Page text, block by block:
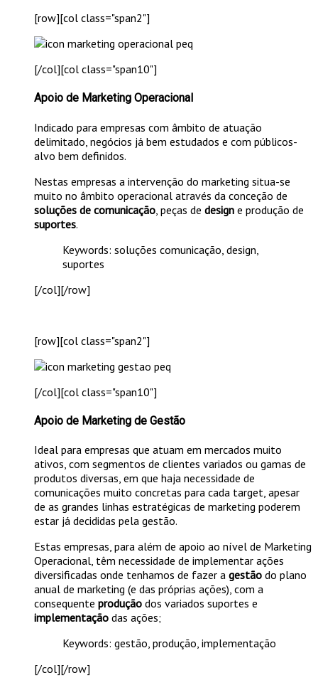
[row][col class="span2"]
[/col][col class="span10"]
Apoio de Marketing Operacional
Indicado para empresas com âmbito de atuação
delimitado, negócios já bem estudados e com públicos-
alvo bem definidos.
Nestas empresas a intervenção do marketing situa-se
muito no âmbito operacional através da conceção de
soluções de comunicação , peças de design e produção de
suportes.
Keywords: soluções comunicação, design,
suportes
[/col][/row]
[row][col class="span2"]
[/col][col class="span10"]
Apoio de Marketing de Gestão
Ideal para empresas que atuam em mercados muito
ativos, com segmentos de clientes variados ou gamas de
produtos diversas, em que haja necessidade de
comunicações muito concretas para cada target, apesar
de as grandes linhas estratégicas de marketing poderem
estar já decididas pela gestão.
Estas empresas, para além de apoio ao nível de Marketing
Operacional, têm necessidade de implementar ações
diversificadas onde tenhamos de fazer a gestão do plano
anual de marketing (e das próprias ações), com a
consequente produção dos variados suportes e
implementação das ações;
Keywords: gestão, produção, implementação
[/col][/row]